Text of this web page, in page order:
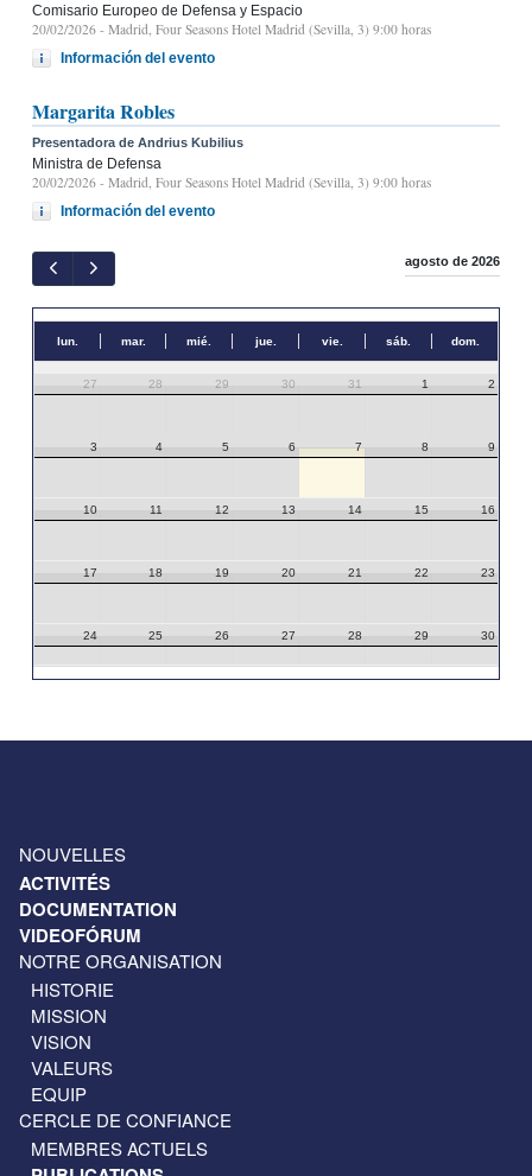
Comisario Europeo de Defensa y Espacio
20/02/2026 - Madrid, Four Seasons Hotel Madrid (Sevilla, 3) 9:00 horas
Información del evento
Margarita Robles
Presentadora de Andrius Kubilius
Ministra de Defensa
20/02/2026 - Madrid, Four Seasons Hotel Madrid (Sevilla, 3) 9:00 horas
Información del evento
agosto de 2026
lun. mar. mié. jue. vie. sáb. dom.
27 28 29 30 31 1 2
3 4 5 6 7 8 9
10 11 12 13 14 15 16
17 18 19 20 21 22 23
24 25 26 27 28 29 30
NOUVELLES
ACTIVITÉS
DOCUMENTATION
VIDEOFÓRUM
NOTRE ORGANISATION
HISTORIE
MISSION
VISION
VALEURS
EQUIP
CERCLE DE CONFIANCE
MEMBRES ACTUELS